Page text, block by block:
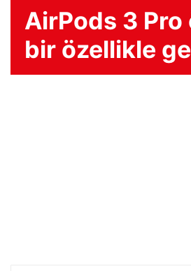
AirPods 3 Pro
bir özellikle